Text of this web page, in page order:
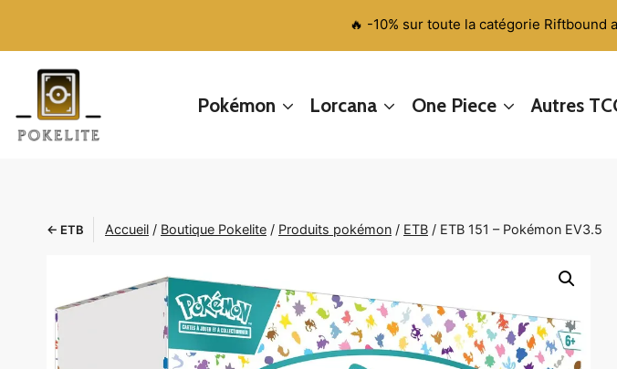
🔥 -10% sur toute la catégorie Riftbound
Pokémon Lorcana One Piece Autres
← ETB Accueil / Boutique Pokelite / Produits pokémon / ETB / ETB 151 – Pokémon EV3.5